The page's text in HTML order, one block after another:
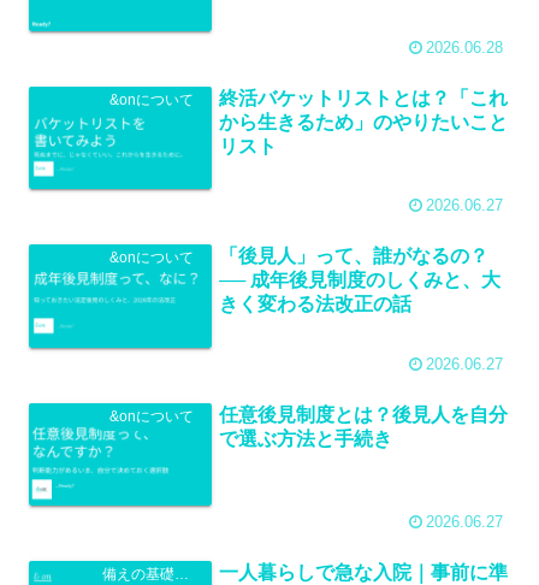
2026.06.28
&onについて
終活バケットリストとは？「これ
から生きるため」のやりたいこと
リスト
2026.06.27
&onについて
「後見人」って、誰がなるの？
── 成年後見制度のしくみと、大
きく変わる法改正の話
2026.06.27
&onについて
任意後見制度とは？後見人を自分
で選ぶ方法と手続き
2026.06.27
備えの基礎知識
一人暮らしで急な入院｜事前に準